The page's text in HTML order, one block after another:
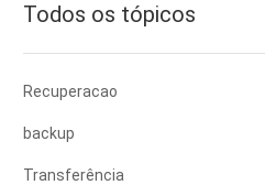
Todos os tópicos
Recuperacao
backup
Transferência